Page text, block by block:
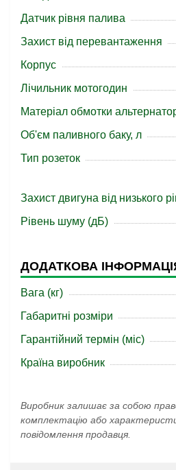
Датчик рівня палива
Захист від перевантаження
Корпус
Лічильник мотогодин
Матеріал обмотки
Об'єм паливного баку, л
Тип розеток
Захист двигуна від низького
Рівень шуму (дБ)
ДОДАТКОВА
Вага (кг)
Габаритні розміри
Гарантійний термін (міс)
Країна виробник
Виробник залишає за собою
комплектацію або
повідомлення продавця.